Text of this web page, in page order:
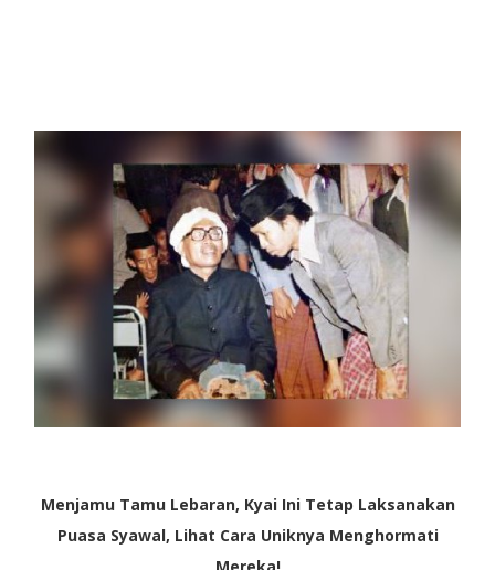
Menjamu Tamu Lebaran, Kyai Ini Tetap Laksanakan
Puasa Syawal, Lihat Cara Uniknya Menghormati
Mereka!